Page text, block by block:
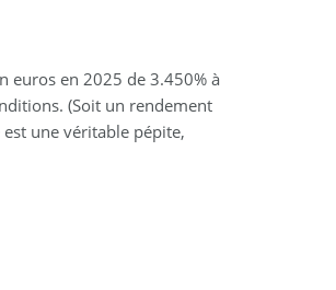
euros en 2025 de 3.450% à
(Soit un rendement
une véritable pépite,